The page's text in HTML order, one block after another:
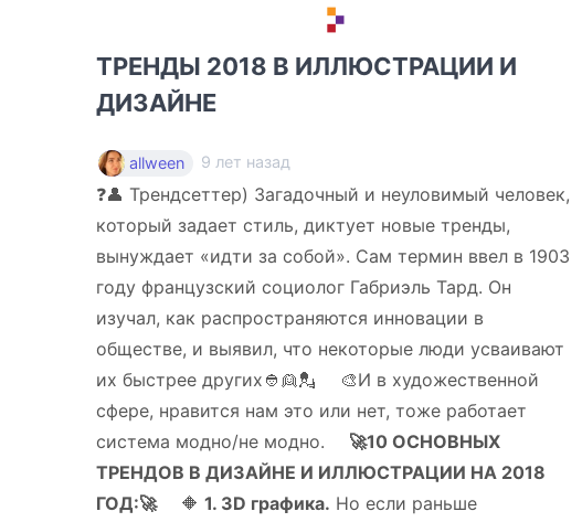
ТРЕНДЫ 2018 В ИЛЛЮСТРАЦИИ И
ДИЗАЙНЕ
allween 9 лет назад
❓👤 Трендсеттер) Загадочный и неуловимый человек,
который задает стиль, диктует новые тренды,
вынуждает «идти за собой». Сам термин ввел в 1903
году французский социолог Габриэль Тард. Он
изучал, как распространяются инновации в
обществе, и выявил, что некоторые люди усваивают
их быстрее других👲👱💂 ⠀ 🎨И в художественной
сфере, нравится нам это или нет, тоже работает
система модно/не модно. ⠀ 🚀10 ОСНОВНЫХ
ТРЕНДОВ В ДИЗАЙНЕ И ИЛЛЮСТРАЦИИ НА 2018
ГОД:🚀⠀ 🔶 1. 3D графика. Но если раньше